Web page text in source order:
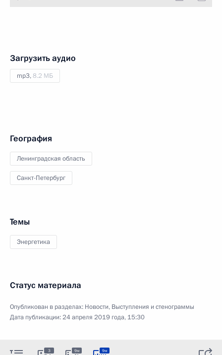
Загрузить аудио
mp3,8.2 МБ
География
Ленинградская область
Санкт-Петербург
Темы
Энергетика
Статус материала
Опубликован в разделах: Новости, Выступления и стенограммы
Дата публикации:24 апреля 2019 года, 15:30
3 9м 9м